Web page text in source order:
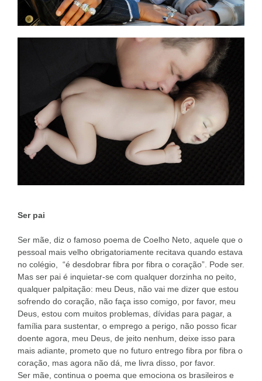
Ser pai
Ser mãe, diz o famoso poema de Coelho Neto, aquele que o
pessoal mais velho obrigatoriamente recitava quando estava
no colégio, “é desdobrar fibra por fibra o coração”. Pode ser.
Mas ser pai é inquietar-se com qualquer dorzinha no peito,
qualquer palpitação: meu Deus, não vai me dizer que estou
sofrendo do coração, não faça isso comigo, por favor, meu
Deus, estou com muitos problemas, dívidas para pagar, a
família para sustentar, o emprego a perigo, não posso ficar
doente agora, meu Deus, de jeito nenhum, deixe isso para
mais adiante, prometo que no futuro entrego fibra por fibra o
coração, mas agora não dá, me livra disso, por favor.
Ser mãe, continua o poema que emociona os brasileiros e